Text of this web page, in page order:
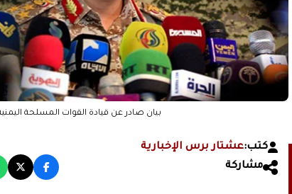
بيان صادر عن قيادة القوات المسلحة
كتب:عشتار برس الإخبارية
مشاركة